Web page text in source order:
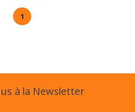
1
à la Newsletter